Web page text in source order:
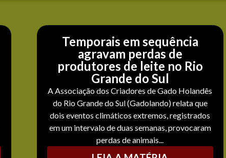
Temporais em sequência
agravam perdas de
produtores de leite no Rio
Grande do Sul
A Associação dos Criadores de Gado Holandês
do Rio Grande do Sul (Gadolando) relata que
dois eventos climáticos extremos, registrados
em um intervalo de duas semanas, provocaram
perdas de animais...